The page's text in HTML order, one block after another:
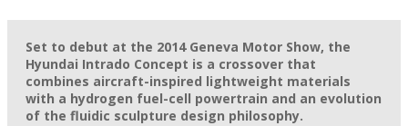
Set to debut at the 2014 Geneva Motor Show, the
Hyundai Intrado Concept is a crossover that
combines aircraft-inspired lightweight materials
with a hydrogen fuel-cell powertrain and an evolution
of the fluidic sculpture design philosophy.